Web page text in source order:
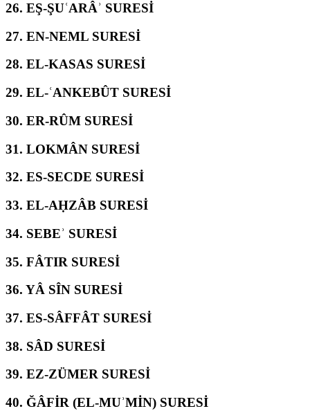
26. EŞ-ŞUʿARÂʾ SURESİ
27. EN-NEML SURESİ
28. EL-KASAS SURESİ
29. EL-ʿANKEBÛT SURESİ
30. ER-RÛM SURESİ
31. LOKMÂN SURESİ
32. ES-SECDE SURESİ
33. EL-AḤZÂB SURESİ
34. SEBEʾ SURESİ
35. FÂTIR SURESİ
36. YÂ SÎN SURESİ
37. ES-SÂFFÂT SURESİ
38. SÂD SURESİ
39. EZ-ZÜMER SURESİ
40. ĞÂFİR (EL-MUʾMİN) SURESİ